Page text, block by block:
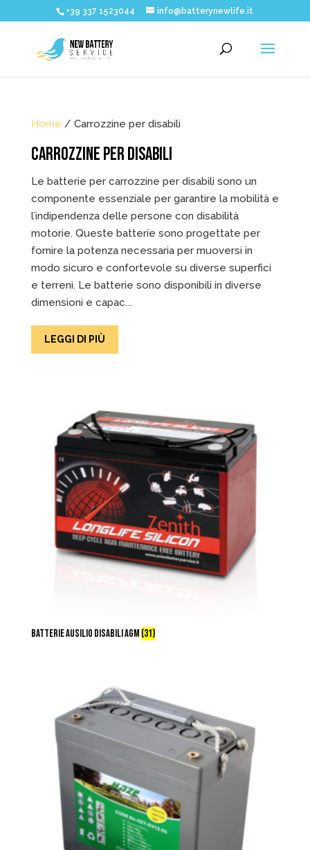
+39 337 1523044 info@batterynewlife.it
Home / Carrozzine per disabili
CARROZZINE PER DISABILI
Le batterie per carrozzine per disabili sono un
componente essenziale per garantire la mobilità e
l’indipendenza delle persone con disabilità
motorie. Queste batterie sono progettate per
fornire la potenza necessaria per muoversi in
modo sicuro e confortevole su diverse superfici
e terreni. Le batterie sono disponibili in diverse
dimensioni e capac...
LEGGI DI PIÙ
BATTERIE AUSILIO DISABILI AGM (31)